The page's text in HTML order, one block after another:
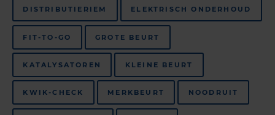
DISTRIBUTIERIEM ELEKTRISCH ONDERHOUD
FIT-TO-GO GROTE BEURT
KATALYSATOREN KLEINE BEURT
KWIK-CHECK MERKBEURT NOODRUIT